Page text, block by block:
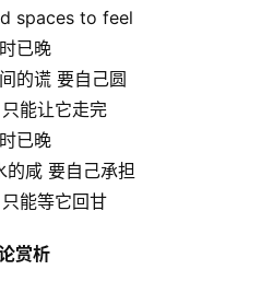
spaces to feel
已晚
的谎 要自己圆
能让它走完
已晚
的咸 要自己承担
能等它回甘
赏析